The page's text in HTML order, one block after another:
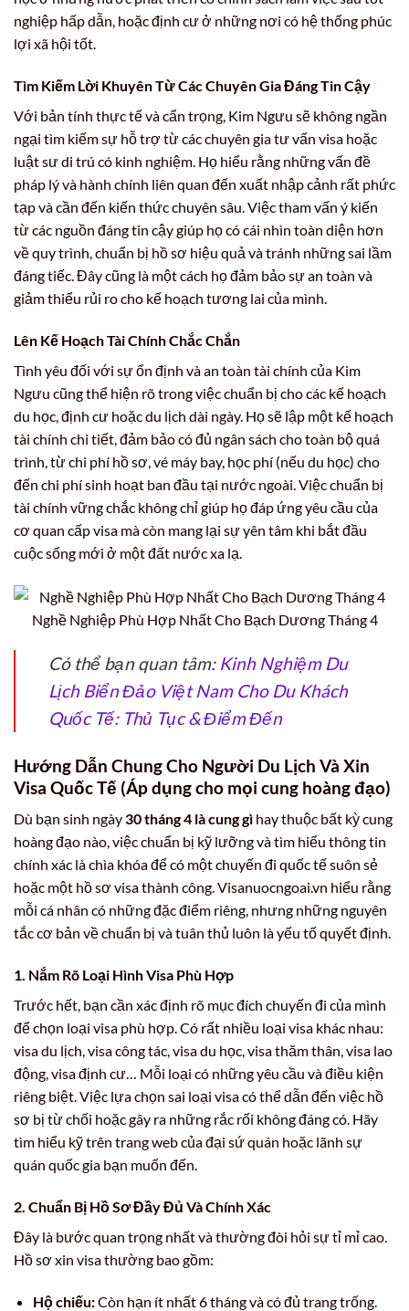
nghiệp hấp dẫn, hoặc định cư ở những nơi có hệ thống phúc
lợi xã hội tốt.
Tìm Kiếm Lời Khuyên Từ Các Chuyên Gia Đáng Tin Cậy
Với bản tính thực tế và cẩn trọng, Kim Ngưu sẽ không ngần
ngại tìm kiếm sự hỗ trợ từ các chuyên gia tư vấn visa hoặc
luật sư di trú có kinh nghiệm. Họ hiểu rằng những vấn đề
pháp lý và hành chính liên quan đến xuất nhập cảnh rất phức
tạp và cần đến kiến thức chuyên sâu. Việc tham vấn ý kiến
từ các nguồn đáng tin cậy giúp họ có cái nhìn toàn diện hơn
về quy trình, chuẩn bị hồ sơ hiệu quả và tránh những sai lầm
đáng tiếc. Đây cũng là một cách họ đảm bảo sự an toàn và
giảm thiểu rủi ro cho kế hoạch tương lai của mình.
Lên Kế Hoạch Tài Chính Chắc Chắn
Tình yêu đối với sự ổn định và an toàn tài chính của Kim
Ngưu cũng thể hiện rõ trong việc chuẩn bị cho các kế hoạch
du học, định cư hoặc du lịch dài ngày. Họ sẽ lập một kế hoạch
tài chính chi tiết, đảm bảo có đủ ngân sách cho toàn bộ quá
trình, từ chi phí hồ sơ, vé máy bay, học phí (nếu du học) cho
đến chi phí sinh hoạt ban đầu tại nước ngoài. Việc chuẩn bị
tài chính vững chắc không chỉ giúp họ đáp ứng yêu cầu của
cơ quan cấp visa mà còn mang lại sự yên tâm khi bắt đầu
cuộc sống mới ở một đất nước xa lạ.
Nghề Nghiệp Phù Hợp Nhất Cho Bạch Dương Tháng 4
Có thể bạn quan tâm: Kinh Nghiệm Du
Lịch Biển Đảo Việt Nam Cho Du Khách
Quốc Tế: Thủ Tục & Điểm Đến
Hướng Dẫn Chung Cho Người Du Lịch Và Xin
Visa Quốc Tế (Áp dụng cho mọi cung hoàng đạo)
Dù bạn sinh ngày30 tháng 4 là cung gì hay thuộc bất kỳ cung
hoàng đạo nào, việc chuẩn bị kỹ lưỡng và tìm hiểu thông tin
chính xác là chìa khóa để có một chuyến đi quốc tế suôn sẻ
hoặc một hồ sơ visa thành công. Visanuocngoai.vn hiểu rằng
mỗi cá nhân có những đặc điểm riêng, nhưng những nguyên
tắc cơ bản về chuẩn bị và tuân thủ luôn là yếu tố quyết định.
1. Nắm Rõ Loại Hình Visa Phù Hợp
Trước hết, bạn cần xác định rõ mục đích chuyến đi của mình
để chọn loại visa phù hợp. Có rất nhiều loại visa khác nhau:
visa du lịch, visa công tác, visa du học, visa thăm thân, visa lao
động, visa định cư… Mỗi loại có những yêu cầu và điều kiện
riêng biệt. Việc lựa chọn sai loại visa có thể dẫn đến việc hồ
sơ bị từ chối hoặc gây ra những rắc rối không đáng có. Hãy
tìm hiểu kỹ trên trang web của đại sứ quán hoặc lãnh sự
quán quốc gia bạn muốn đến.
2. Chuẩn Bị Hồ Sơ Đầy Đủ Và Chính Xác
Đây là bước quan trọng nhất và thường đòi hỏi sự tỉ mỉ cao.
Hồ sơ xin visa thường bao gồm:
Hộ chiếu:Còn hạn ít nhất 6 tháng và có đủ trang trống.